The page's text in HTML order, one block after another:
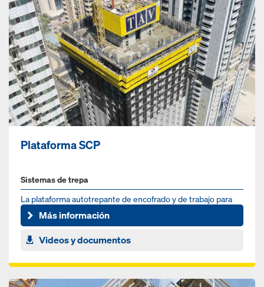
Plataforma SCP
Sistemas de trepa
La plataforma autotrepante de encofrado y de trabajo para
núcleos de edificios en altura
Más información
Videos y documentos